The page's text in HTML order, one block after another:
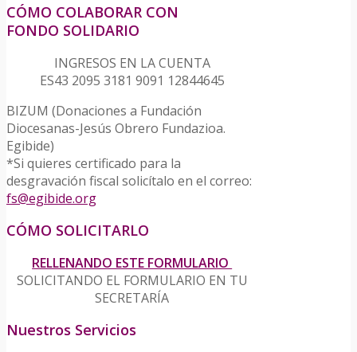
CÓMO COLABORAR CON
FONDO SOLIDARIO
INGRESOS EN LA CUENTA
ES43 2095 3181 9091 12844645
BIZUM (Donaciones a Fundación
Diocesanas-Jesús Obrero Fundazioa.
Egibide)
*Si quieres certificado para la
desgravación fiscal solicítalo en el correo:
fs@egibide.org
CÓMO SOLICITARLO
RELLENANDO ESTE FORMULARIO
SOLICITANDO EL FORMULARIO EN TU
SECRETARÍA
Nuestros Servicios